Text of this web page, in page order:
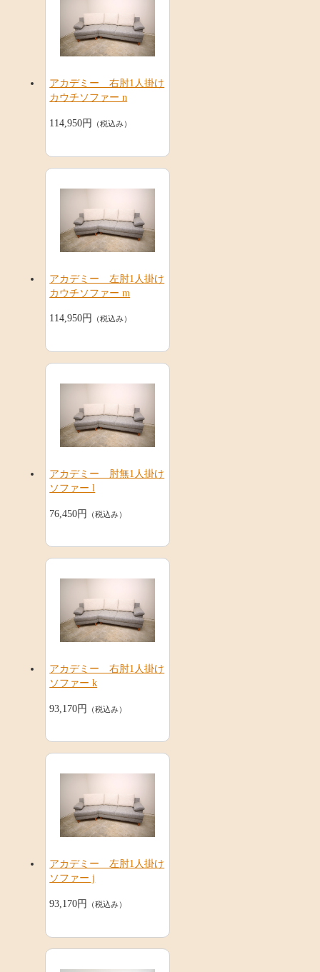
アカデミー 右肘1人掛け
カウチソファー n
114,950円 （税込み）
アカデミー 左肘1人掛け
カウチソファー m
114,950円 （税込み）
アカデミー 肘無1人掛け
ソファー l
76,450円 （税込み）
アカデミー 右肘1人掛け
ソファー k
93,170円 （税込み）
アカデミー 左肘1人掛け
ソファー j
93,170円 （税込み）